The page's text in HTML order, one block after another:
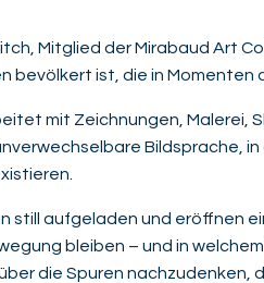
Mitglied der Mirabaud Art
bevölkert ist, die in Momenten
mit Zeichnungen, Malerei,
Bildsprache,
still aufgeladen und eröffnen
bleiben – und in
die Spuren nachzudenken,